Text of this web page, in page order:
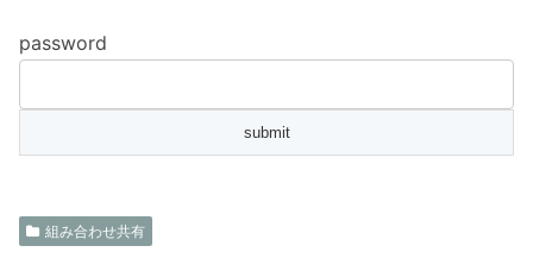
password
組み合わせ共有